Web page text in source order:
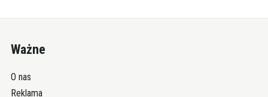
Ważne
O nas
Reklama